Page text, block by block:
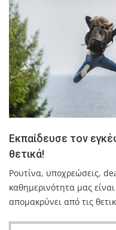
Εκπαίδευσε τον
θετικά!
Ρουτίνα, υποχρεώσεις,
καθημερινότητα μας
απομακρύνει από τις